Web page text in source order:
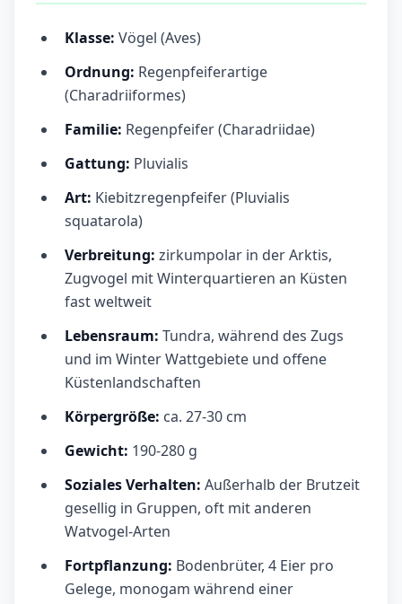
Klasse: Vögel (Aves)
Ordnung: Regenpfeiferartige
(Charadriiformes)
Familie: Regenpfeifer (Charadriidae)
Gattung: Pluvialis
Art: Kiebitzregenpfeifer (Pluvialis
squatarola)
Verbreitung: zirkumpolar in der Arktis,
Zugvogel mit Winterquartieren an Küsten
fast weltweit
Lebensraum: Tundra, während des Zugs
und im Winter Wattgebiete und offene
Küstenlandschaften
Körpergröße: ca. 27-30 cm
Gewicht: 190-280 g
Soziales Verhalten: Außerhalb der Brutzeit
gesellig in Gruppen, oft mit anderen
Watvogel-Arten
Fortpflanzung: Bodenbrüter, 4 Eier pro
Gelege, monogam während einer